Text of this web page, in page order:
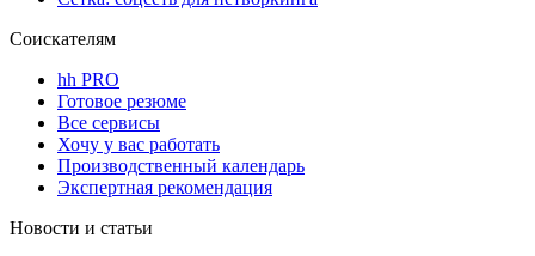
Соискателям
hh PRO
Готовое резюме
Все сервисы
Хочу у вас работать
Производственный календарь
Экспертная рекомендация
Новости и статьи